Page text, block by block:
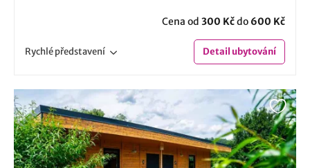
Cena od 300 Kčdo 600 Kč
Rychlépředstavení Detailubytování